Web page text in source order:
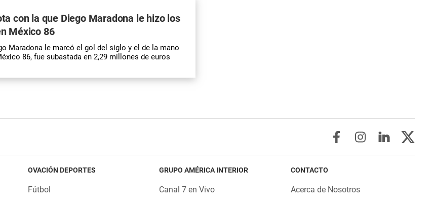
con la que Diego Maradona le hizo los
México 86
Maradona le marcó el gol del siglo y el de la mano
86, fue subastada en 2,29 millones de euros
OVACIÓN DEPORTES
Fútbol
GRUPO AMÉRICA INTERIOR
Canal 7 en Vivo
CONTACTO
Acerca de Nosotros